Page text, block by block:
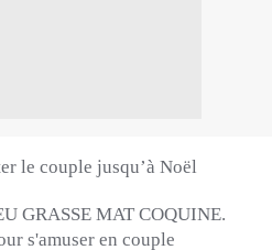
le couple jusqu’à Noël
GRASSE MAT COQUINE.
s'amuser en couple